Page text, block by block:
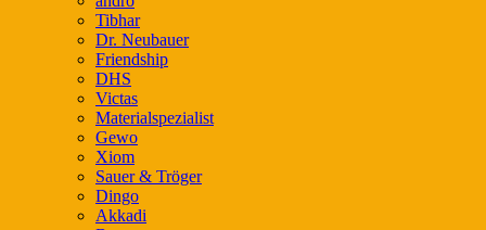
Tibhar
Dr. Neubauer
Friendship
DHS
Victas
Materialspezialist
Gewo
Xiom
Sauer & Tröger
Dingo
Akkadi